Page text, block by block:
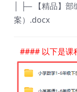
│ ├─ 【精品】
案）.docx
#### 以下是课